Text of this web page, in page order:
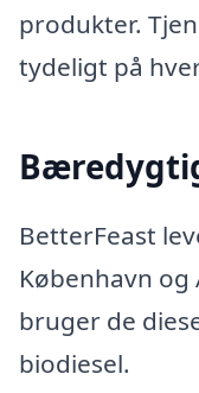
produkter.
tydeligt på
BetterFeast
København
bruger de
biodiesel.